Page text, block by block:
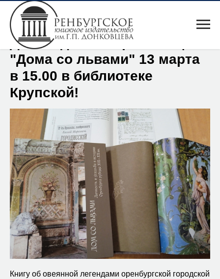
Долгожданная презентация
"Дома со львами" 13 марта
в 15.00 в библиотеке
Крупской!
Книгу об овеянной легендами оренбургской городской